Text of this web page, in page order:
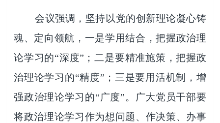
会议强调，坚持以党的创新理论凝心铸
魂、定向领航，一是学用结合，把握政治理
论学习的“深度”；二是要精准施策，把握政
治理论学习的“精度”；三是要用活机制，增
强政治理论学习的“广度”。广大党员干部要
将政治理论学习作为想问题、作决策、办事